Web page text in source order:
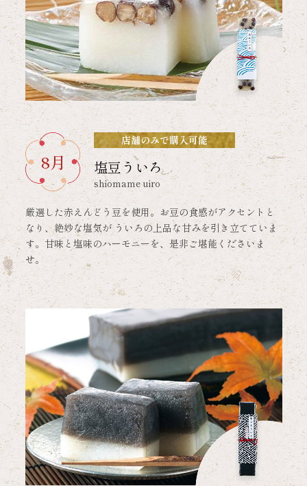
8月
店舗のみで購入可能
塩豆ういろ
shiomame uiro
厳選した赤えんどう豆を使用。お豆の食感がアクセントと
なり、絶妙な塩気が ういろの上品な甘みを引き立てていま
す。甘味と塩味のハーモニーを、是非ご堪能くださいま
せ。